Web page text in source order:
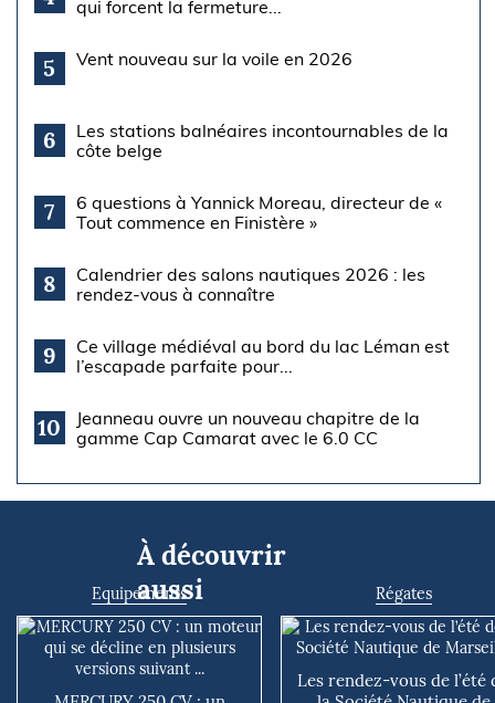
qui forcent la fermeture...
5 Vent nouveau sur la voile en 2026
6
Les stations balnéaires incontournables de la
côte belge
7
6 questions à Yannick Moreau, directeur de «
Tout commence en Finistère »
8
Calendrier des salons nautiques 2026 : les
rendez-vous à connaître
9
Ce village médiéval au bord du lac Léman est
l’escapade parfaite pour...
10
Jeanneau ouvre un nouveau chapitre de la
gamme Cap Camarat avec le 6.0 CC
À découvrir
aussi
Equipements Régates
Les rendez-vous de l’été